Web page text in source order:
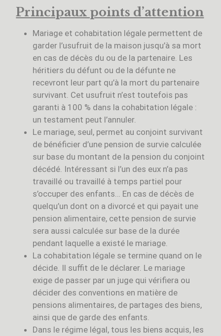
Principaux points d’attention
Mariage et cohabitation légale permettent de
garder l’usufruit de la maison jusqu’à sa mort
en cas de décès du ou de la partenaire. Les
héritiers du défunt ou de la défunte ne
recevront leur part qu’à la mort du partenaire
survivant. Cet usufruit n’est toutefois pas
garanti à 100 % dans la cohabitation légale :
un testament peut l’annuler.
Le mariage, seul, permet au conjoint survivant
de bénéficier d’une pension de survie calculée
sur base du montant de la pension du conjoint
décédé. Intéressant si l’un des eux n’a pas
travaillé ou travaillé à temps partiel pour
s’occuper des enfants… En cas de décès de
quelqu’un dont on a divorcé et qui payait une
pension alimentaire, cette pension de survie
sera aussi calculée sur base de la durée
pendant laquelle a existé le mariage.
La cohabitation légale se termine quand on le
décide. Il suffit de le déclarer. Le mariage
exige de passer par un juge qui vérifiera ou
décider des conventions en matière de
pensions alimentaires, de partages des biens,
ainsi que de garde des enfants.
Dans le régime légal, tous les biens acquis, les